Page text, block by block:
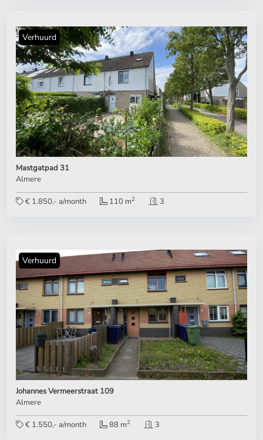
Verhuurd
Mastgatpad 31
Almere
€ 1.850,- a/month 110 m2 3
Verhuurd
Johannes Vermeerstraat 109
Almere
€ 1.550,- a/month 88 m2 3